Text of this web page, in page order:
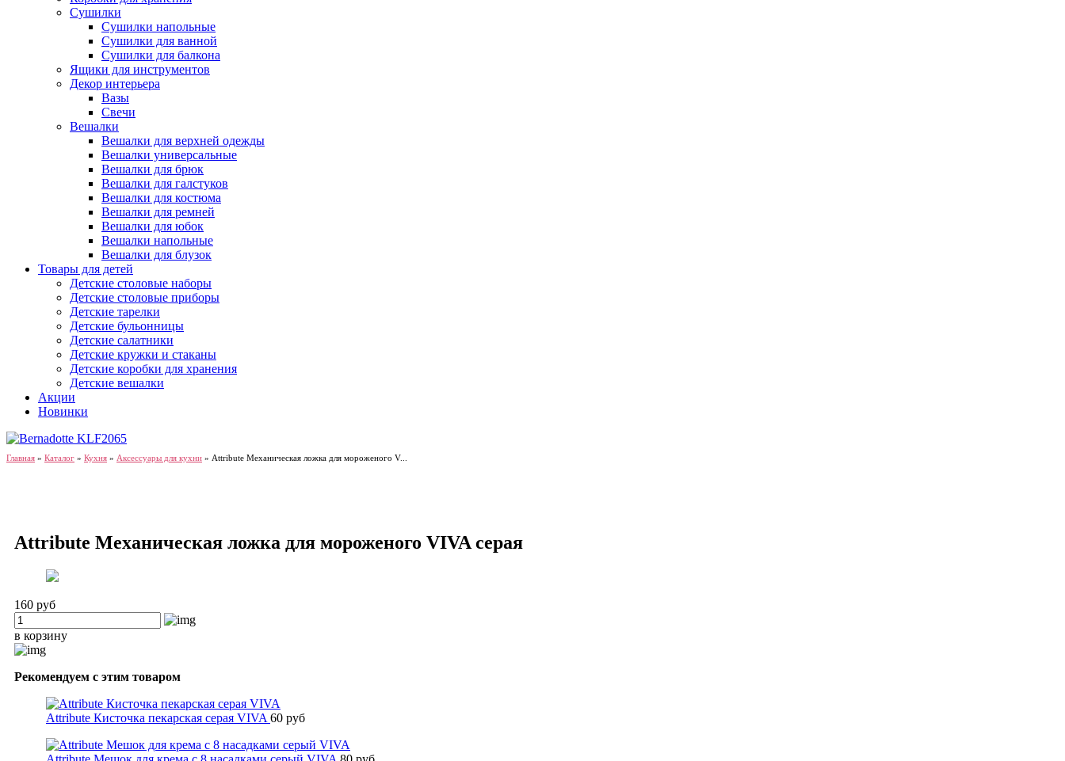
Сушилки
Сушилки напольные
Сушилки для ванной
Сушилки для балкона
Ящики для инструментов
Декор интерьера
Вазы
Свечи
Вешалки
Вешалки для верхней одежды
Вешалки универсальные
Вешалки для брюк
Вешалки для галстуков
Вешалки для костюма
Вешалки для ремней
Вешалки для юбок
Вешалки напольные
Вешалки для блузок
Товары для детей
Детские столовые наборы
Детские столовые приборы
Детские тарелки
Детские бульонницы
Детские салатники
Детские кружки и стаканы
Детские коробки для хранения
Детские вешалки
Акции
Новинки
Главная » Каталог » Кухня » Аксессуары для кухни » Attribute Механическая ложка для мороженого V...
Attribute Механическая ложка для мороженого VIVA серая
160 руб
в корзину
Рекомендуем с этим товаром
Attribute Кисточка пекарская серая VIVA 60 руб